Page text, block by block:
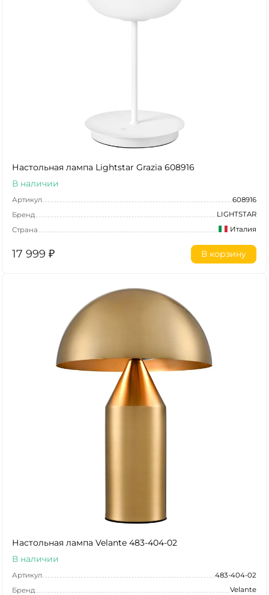
Настольная лампа Lightstar Grazia 608916
В наличии
Артикул
608916
Бренд
LIGHTSTAR
Страна
Италия
17 999 ₽ В корзину
Настольная лампа Velante 483-404-02
В наличии
Артикул
483-404-02
Бренд
Velante